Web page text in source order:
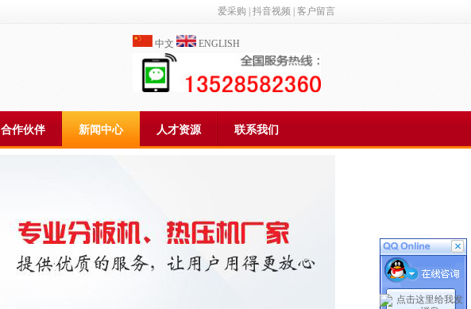
爱采购 抖音视频 客户留言
中文 ENGLISH
合作伙伴 新闻中心 人才资源 联系我们